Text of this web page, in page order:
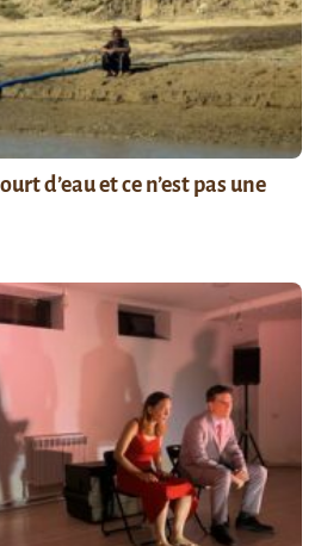
d’eau et ce n’est pas une